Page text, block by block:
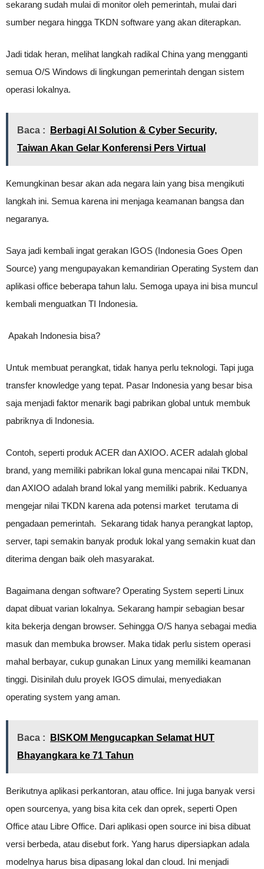
sekarang sudah mulai di monitor oleh pemerintah, mulai dari
sumber negara hingga TKDN software yang akan diterapkan.
Jadi tidak heran, melihat langkah radikal China yang mengganti
semua O/S Windows di lingkungan pemerintah dengan sistem
operasi lokalnya.
Baca :
Berbagi AI Solution & Cyber Security,
Taiwan Akan Gelar Konferensi Pers Virtual
Kemungkinan besar akan ada negara lain yang bisa mengikuti
langkah ini. Semua karena ini menjaga keamanan bangsa dan
negaranya.
Saya jadi kembali ingat gerakan IGOS (Indonesia Goes Open
Source) yang mengupayakan kemandirian Operating System dan
aplikasi office beberapa tahun lalu. Semoga upaya ini bisa muncul
kembali menguatkan TI Indonesia.
Apakah Indonesia bisa?
Untuk membuat perangkat, tidak hanya perlu teknologi. Tapi juga
transfer knowledge yang tepat. Pasar Indonesia yang besar bisa
saja menjadi faktor menarik bagi pabrikan global untuk membuk
pabriknya di Indonesia.
Contoh, seperti produk ACER dan AXIOO. ACER adalah global
brand, yang memiliki pabrikan lokal guna mencapai nilai TKDN,
dan AXIOO adalah brand lokal yang memiliki pabrik. Keduanya
mengejar nilai TKDN karena ada potensi market terutama di
pengadaan pemerintah. Sekarang tidak hanya perangkat laptop,
server, tapi semakin banyak produk lokal yang semakin kuat dan
diterima dengan baik oleh masyarakat.
Bagaimana dengan software? Operating System seperti Linux
dapat dibuat varian lokalnya. Sekarang hampir sebagian besar
kita bekerja dengan browser. Sehingga O/S hanya sebagai media
masuk dan membuka browser. Maka tidak perlu sistem operasi
mahal berbayar, cukup gunakan Linux yang memiliki keamanan
tinggi. Disinilah dulu proyek IGOS dimulai, menyediakan
operating system yang aman.
Baca :
BISKOM Mengucapkan Selamat HUT
Bhayangkara ke 71 Tahun
Berikutnya aplikasi perkantoran, atau office. Ini juga banyak versi
open sourcenya, yang bisa kita cek dan oprek, seperti Open
Office atau Libre Office. Dari aplikasi open source ini bisa dibuat
versi berbeda, atau disebut fork. Yang harus dipersiapkan adala
modelnya harus bisa dipasang lokal dan cloud. Ini menjadi